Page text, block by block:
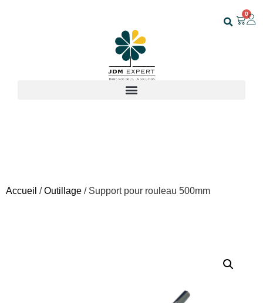
0
Accueil /Outillage / Support pour rouleau 500mm